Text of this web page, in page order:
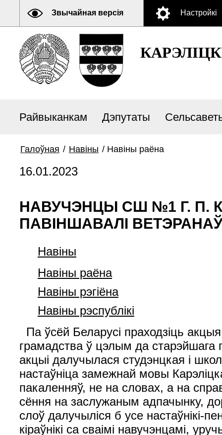
Звычайная версія Настройкі
Райвыканкам Дэпутаты
Галоўная / Навiны / Навiны раёна
16.01.2023
НАВУЧЭНЦЫ СШ №1 Г. П.
ПАВІНШАВАЛІ
Навiны
Навiны раёна
Навiны рэгiёна
Навiны рэспублiкi
Па ўсёй Беларусі праходзіць
грамадства ў цэлым да
акцыі далучылася студэнцкая і
настаўніца замежнай мовы
пакаленняў, не на словах, а на
сёння на заслужаным адпачынку,
слоў далучыліся б усе настаўнікі-
кіраўнікі са сваімі навучэнцамі,